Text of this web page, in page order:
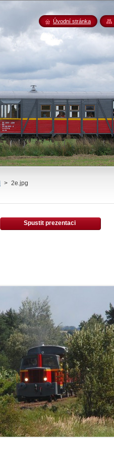
> 2e.jpg
Spustit prezentaci
Úvodní stránka